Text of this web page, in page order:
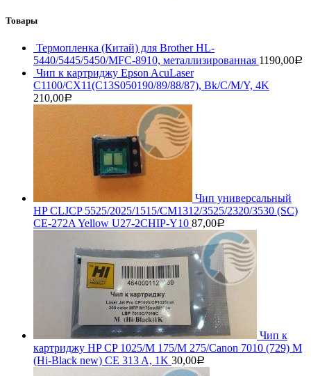
Товары
Термопленка (Китай) для Brother HL-
5440/5445/5450/MFC-8910, металлизированная 1190,00Р
Чип к картриджу Epson AcuLaser
C1100/CX11(C13S050190/89/88/87), Bk/C/M/Y, 4K
210,00Р
Чип универсальный
HP CLJCP 5525/2025/1515/CM1312/3525/2320/3530 (SC)
CE-272A Yellow U27-2CHIP-Y10 87,00Р
Чип к
картриджу HP CP 1025/M 175/M 275/Canon 7010 (729) M
(Hi-Black new) CE 313 A, 1K 30,00Р